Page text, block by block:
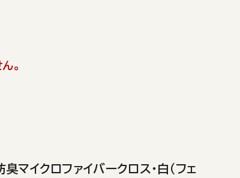
。
マイクロファイバークロス・白（フェ